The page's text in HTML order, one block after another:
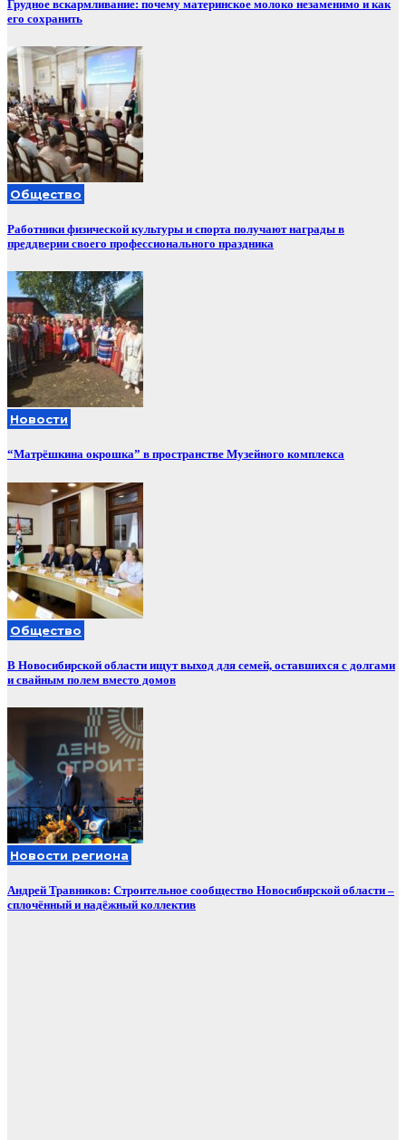
Грудное вскармливание: почему материнское молоко незаменимо и как
его сохранить
Общество
Работники физической культуры и спорта получают награды в
преддверии своего профессионального праздника
Новости
“Матрёшкина окрошка” в пространстве Музейного комплекса
Общество
В Новосибирской области ищут выход для семей, оставшихся с долгами
и свайным полем вместо домов
Новости региона
Андрей Травников: Строительное сообщество Новосибирской области –
сплочённый и надёжный коллектив